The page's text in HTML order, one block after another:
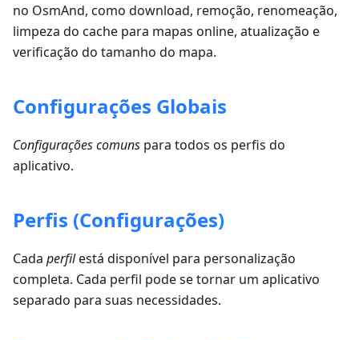
no OsmAnd, como download, remoção, renomeação,
limpeza do cache para mapas online, atualização e
verificação do tamanho do mapa.
Configurações Globais
Configurações comuns para todos os perfis do
aplicativo.
Perfis (Configurações)
Cada perfilestá disponível para personalização
completa. Cada perfil pode se tornar um aplicativo
separado para suas necessidades.